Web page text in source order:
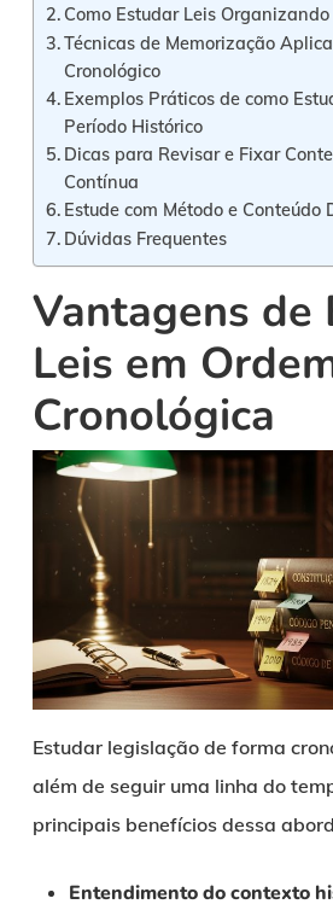
Como Estudar Leis
Técnicas de Memorização
Cronológico
Exemplos Práticos de como
Período Histórico
Dicas para Revisar e Fixar
Contínua
Estude com Método e Conteúdo
Dúvidas Frequentes
Vantagens de
Leis em
Cronológica
Estudar legislação de forma
além de seguir uma linha do
principais benefícios dessa
Entendimento do contexto